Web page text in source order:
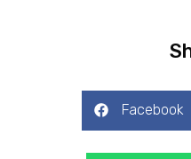
Facebook